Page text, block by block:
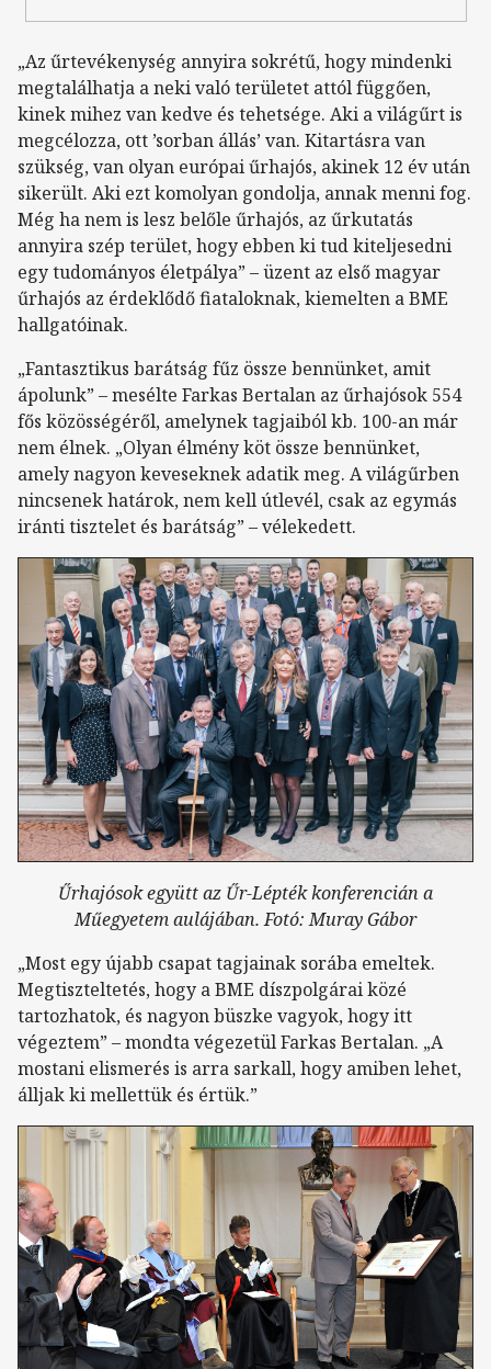
„Az űrtevékenység annyira sokrétű, hogy mindenki
megtalálhatja a neki való területet attól függően,
kinek mihez van kedve és tehetsége. Aki a világűrt is
megcélozza, ott ’sorban állás’ van. Kitartásra van
szükség, van olyan európai űrhajós, akinek 12 év után
sikerült. Aki ezt komolyan gondolja, annak menni fog.
Még ha nem is lesz belőle űrhajós, az űrkutatás
annyira szép terület, hogy ebben ki tud kiteljesedni
egy tudományos életpálya” – üzent az első magyar
űrhajós az érdeklődő fiataloknak, kiemelten a BME
hallgatóinak.
„Fantasztikus barátság fűz össze bennünket, amit
ápolunk” – mesélte Farkas Bertalan az űrhajósok 554
fős közösségéről, amelynek tagjaiból kb. 100-an már
nem élnek. „Olyan élmény köt össze bennünket,
amely nagyon keveseknek adatik meg. A világűrben
nincsenek határok, nem kell útlevél, csak az egymás
iránti tisztelet és barátság” – vélekedett.
Űrhajósok együtt az Űr-Lépték konferencián a
Műegyetem aulájában. Fotó: Muray Gábor
„Most egy újabb csapat tagjainak sorába emeltek.
Megtiszteltetés, hogy a BME díszpolgárai közé
tartozhatok, és nagyon büszke vagyok, hogy itt
végeztem” – mondta végezetül Farkas Bertalan. „A
mostani elismerés is arra sarkall, hogy amiben lehet,
álljak ki mellettük és értük.”